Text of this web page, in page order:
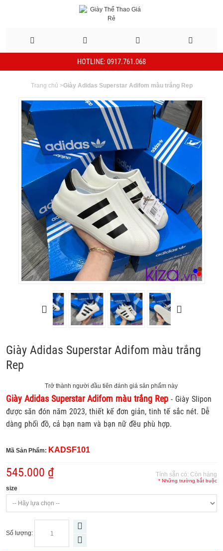
HOTLINE: 0917.761.068
Trang chủ >Giày Adidas Superstar Adifom màu trắng Rep
Giày Adidas Superstar Adifom màu trắng
Rep
Trở thành người đầu tiên đánh giá sản phẩm này
Giày Adidas Superstar Adifom màu trắng Rep - Giày Slipon
được săn đón năm 2023, thiết kế đơn giản, tinh tế sắc nét. Dễ
dàng phối đồ, cả bạn nam và bạn nữ đều phù hợp.
Mã Sản Phẩm: KADSF101
Tính sẵn có: Còn hàng
545.000 ₫
size
* Những trường bắt buộc
Số lượng: